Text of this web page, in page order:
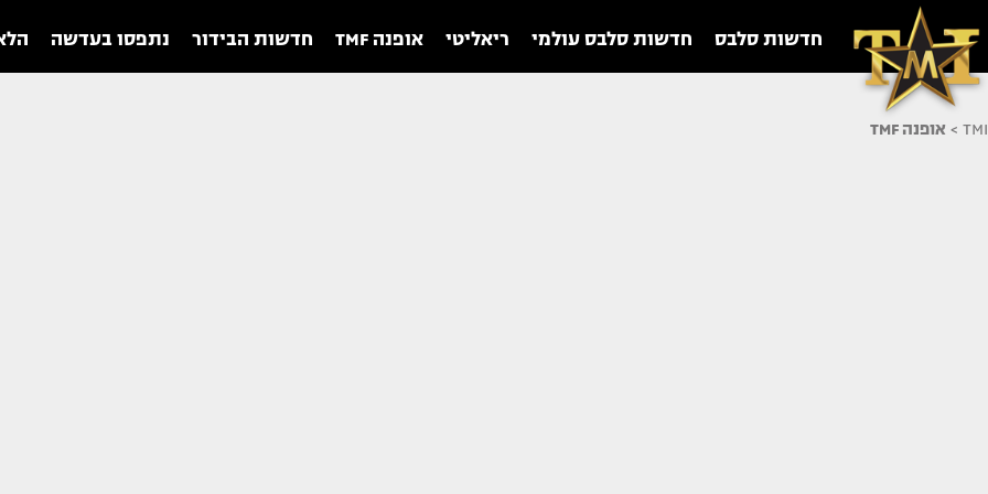
חדשות סלבס חדשות סלבס עולמי ריאליטי אופנה TMF חדשות הבידור נתפסו בעדשה
TMI
> אופנה TMF